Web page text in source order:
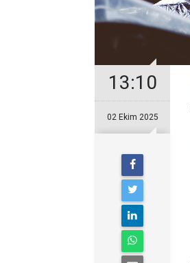
13:10
02 Ekim 2025